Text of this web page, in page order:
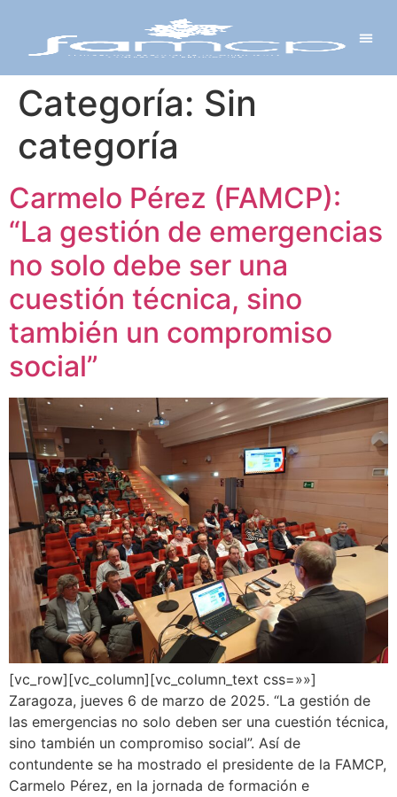
Categoría: Sin
categoría
Carmelo Pérez (FAMCP):
“La gestión de emergencias
no solo debe ser una
cuestión técnica, sino
también un compromiso
social”
[vc_row][vc_column][vc_column_text css=»»]
Zaragoza, jueves 6 de marzo de 2025. “La gestión de
las emergencias no solo deben ser una cuestión técnica,
sino también un compromiso social”. Así de
contundente se ha mostrado el presidente de la FAMCP,
Carmelo Pérez, en la jornada de formación e